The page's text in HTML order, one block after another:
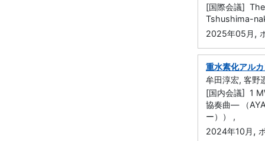
[国際会議]
Tshushima-
2025年05月 ,
重水素化アル
牟田淳宏, 客野
[国内会議] 1
協奏曲― （
ー）） ,
2024年10月 ,